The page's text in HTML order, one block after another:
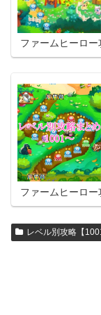
ファームヒーロー
ファームヒーロー
レベル別攻略【